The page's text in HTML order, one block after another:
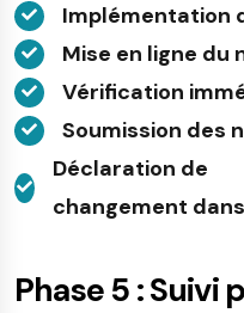
Implémentation
Mise en ligne du
Vérification
Soumission des
Déclaration de
changement dans
Phase 5 :